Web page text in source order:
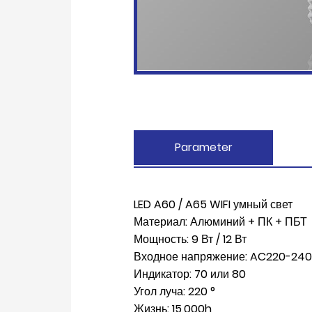
Parameter
LED A60 / A65 WIFI умный свет
Материал: Алюминий + ПК + ПБТ
Мощность: 9 Вт / 12 Вт
Входное напряжение: AC220-
Индикатор: 70 или 80
Угол луча: 220 °
Жизнь: 15,000h